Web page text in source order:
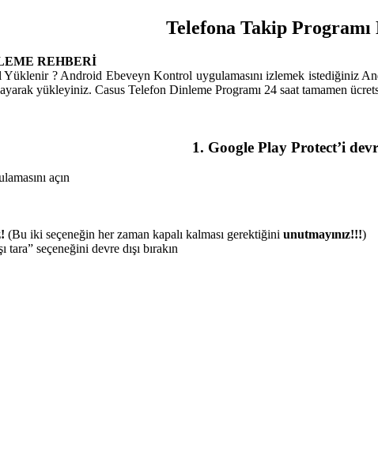
Telefona Takip Programı
REHBERİ
Yüklenir ? Android Ebeveyn Kontrol uygulamasını izlemek istediğiniz
yükleyiniz. Casus Telefon Dinleme Programı 24 saat tamamen
1. Google Play Protect’i
açın
(Bu iki seçeneğin her zaman kapalı kalması gerektiğini unutmayınız!!!)
seçeneğini devre dışı bırakın